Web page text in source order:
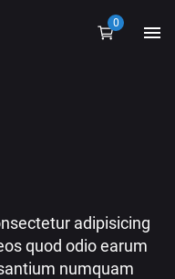
0
adipisicing
quod odio earum
numquam